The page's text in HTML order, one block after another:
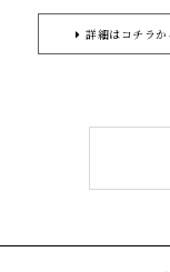
詳細はコチラか